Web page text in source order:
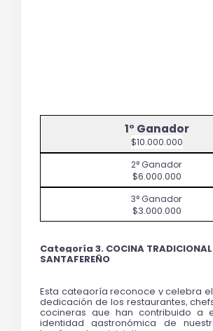
$10.000.000
$6.000.000
$3.000.000
Categoría 3. COCINA
SANTAFEREÑO
Esta categoría reconoce y celebra
dedicación de los restaurantes,
cocineras que han contribuido a
identidad gastronómica de